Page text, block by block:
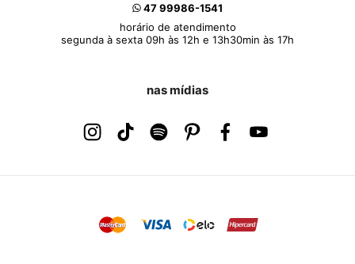
47 99986-1541
horário de atendimento
segunda à sexta 09h às 12h e 13h30min às 17h
nas mídias